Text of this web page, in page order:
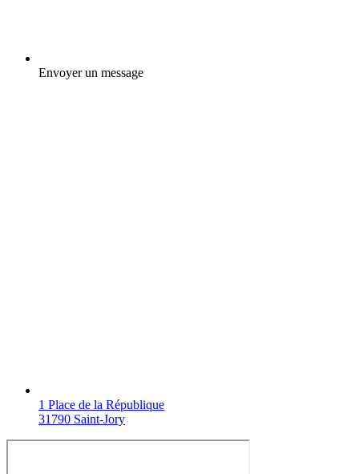
Envoyer un message
1 Place de la République
31790 Saint-Jory